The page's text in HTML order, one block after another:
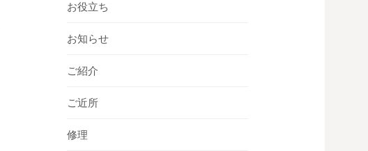
お役立ち
お知らせ
ご紹介
ご近所
修理